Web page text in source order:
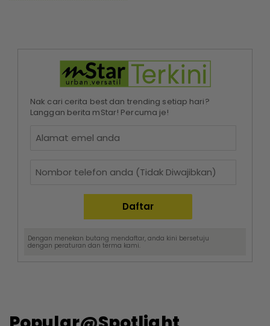
Nak cari cerita best dan trending setiap hari?
Langgan berita mStar! Percuma je!
Dengan menekan butang mendaftar, anda kini bersetuju
dengan peraturan dan terma kami.